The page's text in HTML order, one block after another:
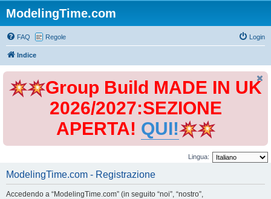
ModelingTime.com
FAQ Regole Login
Indice
Group Build MADE IN UK
2026/2027:SEZIONE
APERTA! QUI!
Lingua:
ModelingTime.com - Registrazione
Accedendo a “ModelingTime.com” (in seguito “noi”, “nostro”,